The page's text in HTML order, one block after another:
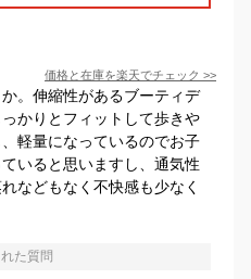
価格と在庫を楽天でチェック >>
。伸縮性があるブーティデ
かりとフィットして歩きや
軽量になっているのでお子
いると思いますし、通気性
などもなく不快感も少なく
た質問